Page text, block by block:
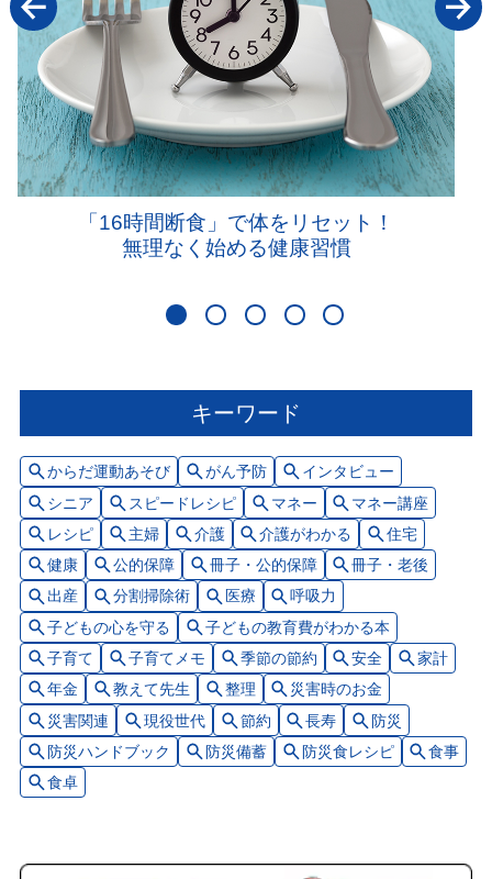
「16時間断食」で体をリセット！
無理なく始める健康習慣
キーワード
からだ運動あそび がん予防
インタビュー
シニア
スピードレシピ マネー
マネー講座
レシピ
主婦 介護 介護がわかる
住宅
健康
公的保障 冊子・公的保障
冊子・老後
出産
分割掃除術 医療
呼吸力
子どもの心を守る
子どもの教育費がわかる本
子育て
子育てメモ 季節の節約 安全
家計
年金
教えて先生 整理
災害時のお金
災害関連
現役世代 節約 長寿
防災
防災ハンドブック
防災備蓄 防災食レシピ
食事
食卓